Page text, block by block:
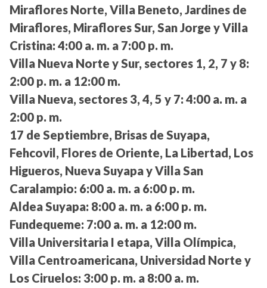
Miraflores Norte, Villa Beneto, Jardines de
Miraflores, Miraflores Sur, San Jorge y Villa
Cristina: 4:00 a. m. a 7:00 p. m.
Villa Nueva Norte y Sur, sectores 1, 2, 7 y 8:
2:00 p. m. a 12:00 m.
Villa Nueva, sectores 3, 4, 5 y 7: 4:00 a. m. a
2:00 p. m.
17 de Septiembre, Brisas de Suyapa,
Fehcovil, Flores de Oriente, La Libertad, Los
Higueros, Nueva Suyapa y Villa San
Caralampio: 6:00 a. m. a 6:00 p. m.
Aldea Suyapa: 8:00 a. m. a 6:00 p. m.
Fundequeme: 7:00 a. m. a 12:00 m.
Villa Universitaria I etapa, Villa Olímpica,
Villa Centroamericana, Universidad Norte y
Los Ciruelos: 3:00 p. m. a 8:00 a. m.